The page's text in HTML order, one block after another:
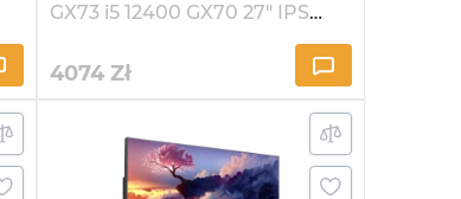
GX73 i5 12400 GX70 27" IPS
4074 Zł